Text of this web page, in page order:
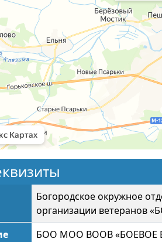
Богородское окружное
организации ветеранов
БОО МОО ВООВ «БОЕВОЕ